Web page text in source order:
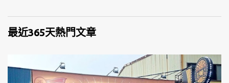
最近365天熱門文章